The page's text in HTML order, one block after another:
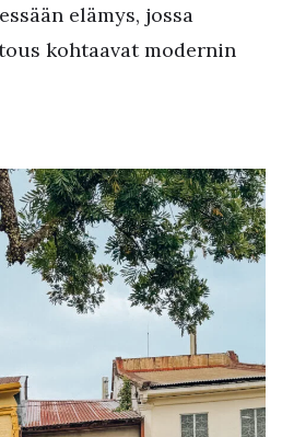
elämys, jossa
kohtaavat modernin